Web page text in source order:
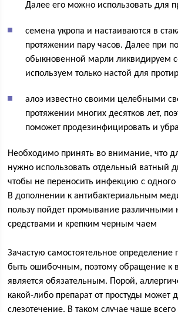
Далее его можно использовать для
семена укропа и настаиваются в
протяжении пару часов. Далее при
обыкновенной марли ликвидируем
используем только настой для
алоэ известно своими целебными
протяжении многих десятков лет,
поможет продезинфицировать и
Необходимо принять во внимание, что
нужно использовать отдельный ватный
чтобы не переносить инфекцию с одного
В дополнении к антибактериальным
пользу пойдет промывание
средствами и крепким черным чаем
Зачастую самостоятельное
быть ошибочным, поэтому обращение к
является обязательным. Порой,
какой-либо препарат от простуды может
слезотечение. В таком случае чаще всего